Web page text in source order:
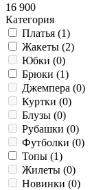
16 900
Категория
Платья (1)
Жакеты (2)
Юбки (0)
Брюки (1)
Джемпера (0)
Куртки (0)
Блузы (0)
Рубашки (0)
Футболки (0)
Топы (1)
Жилеты (0)
Новинки (0)